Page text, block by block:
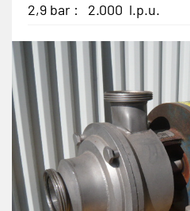
2,9 bar : 2.000 l.p.u.